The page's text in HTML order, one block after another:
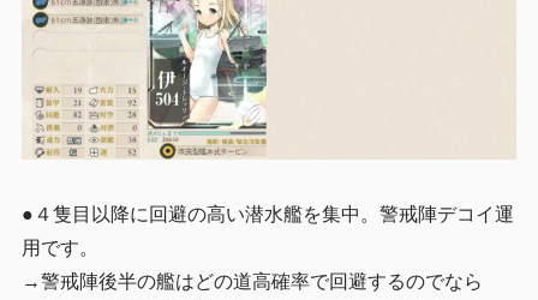
●４隻目以降に回避の高い潜水艦を集中。警戒陣デコイ運
用です。
→警戒陣後半の艦はどの道高確率で回避するのでなら